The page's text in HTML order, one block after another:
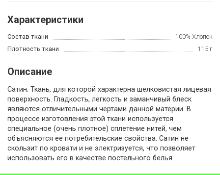
Характеристики
Состав ткани
100% Хлопок
Плотность ткани
115 г
Описание
Сатин. Ткань, для которой характерна шелковистая лицевая
поверхность. Гладкость, легкость и заманчивый блеск
являются отличительными чертами данной материи. В
процессе изготовления этой ткани используется
специальное (очень плотное) сплетение нитей, чем
объясняются ее потребительские свойства. Сатин не
скользит по кровати и не электризуется, что позволяет
использовать его в качестве постельного белья.